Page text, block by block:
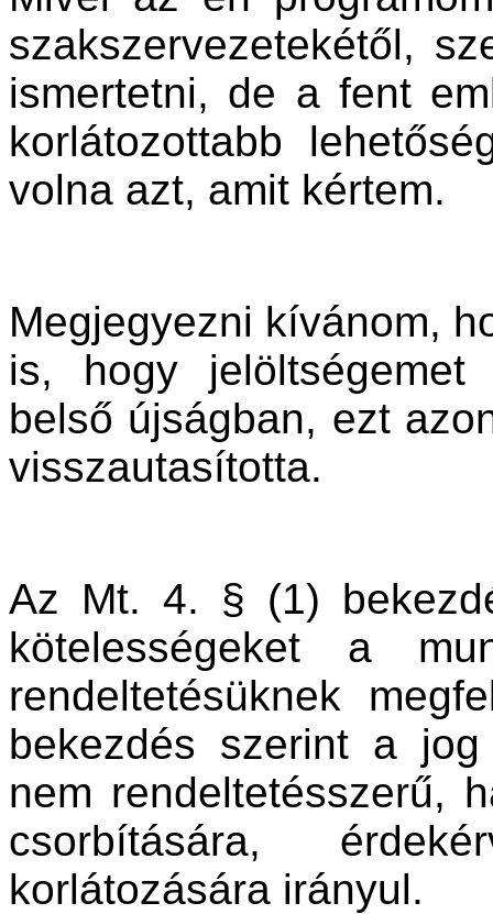
szakszervezetekétől,
ismertetni, de a fent
korlátozottabb
volna azt, amit kértem.
Megjegyezni kívánom,
is, hogy
belső újságban, ezt
visszautasította.
Az Mt. 4. § (1)
kötelességeket a
rendeltetésüknek
bekezdés szerint a
nem rendeltetésszerű,
csorbítására,
korlátozására irányul.